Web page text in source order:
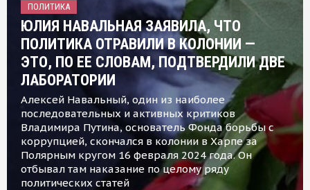
ПОЛИТИКА
ЮЛИЯ НАВАЛЬНАЯ ЗАЯВИЛА, ЧТО
ПОЛИТИКА ОТРАВИЛИ В КОЛОНИИ —
ЭТО, ПО ЕЕ СЛОВАМ, ПОДТВЕРДИЛИ ДВЕ
ЛАБОРАТОРИИ
Алексей Навальный, один из наиболее
последовательных и активных критиков
Владимира Путина, основатель Фонда борьбы с
коррупцией, скончался в колонии в Харпе за
Полярным кругом 16 февраля 2024 года. Он
отбывал там наказание по целому ряду
политических статей